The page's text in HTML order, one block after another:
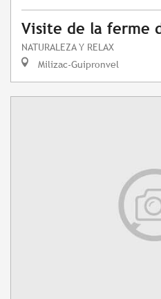
Visite de la ferme
NATURALEZA Y RELAX
Milizac-Guipronvel